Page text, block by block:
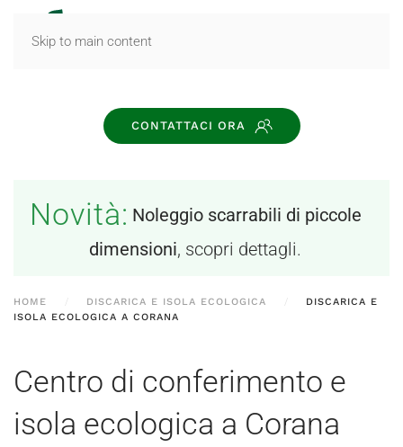
Skip to main content
CONTATTACI ORA
Novità: Noleggio scarrabili di piccole
dimensioni, scopri dettagli.
HOME DISCARICA E ISOLA ECOLOGICA
DISCARICA E
ISOLA ECOLOGICA A CORANA
Centro di conferimento e
isola ecologica a Corana